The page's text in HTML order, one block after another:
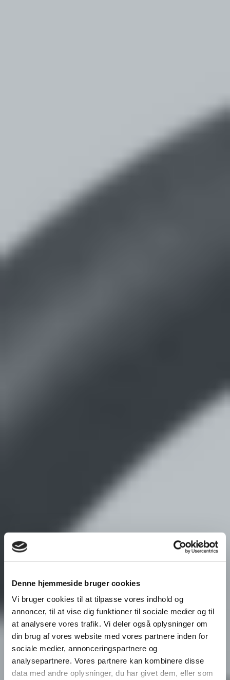
Denne hjemmeside bruger cookies
Vi bruger cookies til at tilpasse vores indhold og
annoncer, til at vise dig funktioner til sociale medier og til
at analysere vores trafik. Vi deler også oplysninger om
din brug af vores website med vores partnere inden for
sociale medier, annonceringspartnere og
analysepartnere. Vores partnere kan kombinere disse
data med andre oplysninger, du har givet dem, eller som